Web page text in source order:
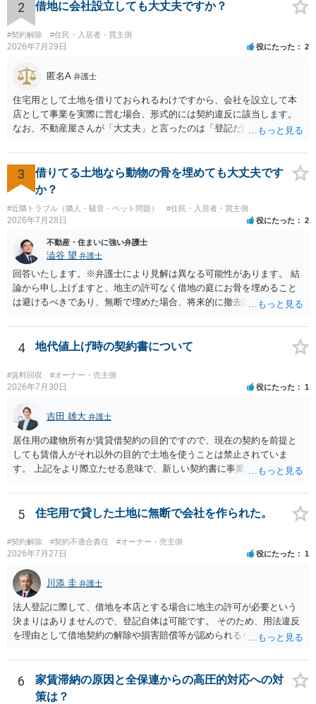
とを業とすることができない。ただし、この法律又は他の法律に別段
の定めがある場合は、この限りでない。」とのことから、報酬を得る
目的がないのであれば適法です。なぜなら、弁護士法72条に違反しな
いのであれば、委任については無償で委任者が受任者に委任できるか
2 借地に会社設立しても大丈夫ですか？
#契約解除 #住民・入居者・買主側
2026年7月29日 役にたった 2
匿名A 弁護士
住宅用として土地を借りておられるわけですから、会社を設立して本
店として事業を実際に営む場合、形式的には契約違反に該当します。
なお、不動産屋さんが「大丈夫」と言ったのは「登記だけなら実務上
れますが、これは法的な保証ではありません。 ただ、解除まで認めら
れるかどうかについては信頼関係が破壊されたかどうかで判断されま
すので、建物を事務所・店舗用に大きく改築する等までなさらない限
り、リスクはそれほど大きくないかもしれません。 しかしそれでも、
大家さんが契約違反を口実に、将来の更新時に更新料の上乗せを要求
したり、立ち退きを迫る材料に使ったりする可能性は否定できませ
ん。
3
借りてる土地なら動物の骨を埋めても大丈夫です
か？
#近隣トラブル（隣人・騒音・ペット問題） #住民・入居者・買主側
2026年7月28日 役にたった 2
不動産・住まいに強い弁護士
澁谷 望 弁護士
回答いたします。※弁護士により見解は異なる可能性があります。 結
論から申し上げますと、地主の許可なく借地の庭にお骨を埋めること
は避けるべきであり、無断で埋めた場合、将来的に撤去請求や退去時
上、自分のペットの遺骨を埋める行為自体は墓地埋葬法違反や不法投
棄には該当しないため、犯罪になるわけではありません。しかし、建
物の所有者は質問者様であっても、土地の所有権はあくまで地主にあ
ります。そのため、地主に無断でお骨を埋める行為は、他人の所有権
を侵害する行為や、借地人としての善管注意義務違反とみなされる可
事前に地主へ相談して許可を得るか、土地に直接埋めずに大きめの鉢
植え等で供養する「プランター葬」や、ペット霊園等への納骨を検討
されるのが確実かと思います。
4 地代値上げ時の契約書について
#賃料回収 #オーナー・売主側
2026年7月30日 役にたった 1
吉田 雄大 弁護士
居住用の建物所有が賃貸借契約の目的ですので、現在の契約を前提と
しても賃借人がそれ以外の目的で土地を使うことは禁止されていま
す。 上記をより際立たせる意味で、新しい契約書に事業用として用い
交渉である以上賃借人が拒んだ場合には入りませんが、提案するのは
良い方法と思います。
5 住宅用で貸した土地に無断で会社を作られた。
#契約解除 #契約不適合責任 #オーナー・売主側
2026年7月27日 役にたった 1
川添 圭 弁護士
法人登記に際して、借地を本店とする場合に地主の許可が必要という
決まりはありませんので、登記自体は可能です。 そのため、用法違反
を理由として借地契約の解除や損害賠償等が認められるかどうかが問
の建物を住居用に限定する（事業に使用しない）特約があると評価で
きるかどうかが重要でしょう（借地契約締結後に賃借人が建物を店舗
に改装したという事案で、住居に限定する特約までは存在しなかった
6
家賃滞納の原因と全保連からの高圧的対応への対
策は？